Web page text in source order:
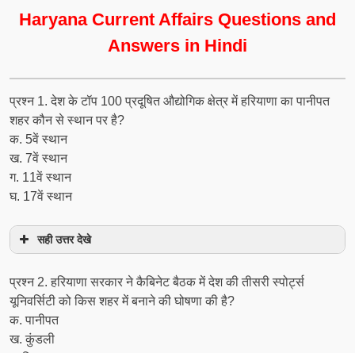
Haryana Current Affairs Questions and
Answers in Hindi
प्रश्‍न 1. देश के टॉप 100 प्रदूषित औद्योगिक क्षेत्र में हरियाणा का पानीपत
शहर कौन से स्थान पर है?
क. 5वें स्थान
ख. 7वें स्थान
ग. 11वें स्थान
घ. 17वें स्थान
सही उत्तर देखे
प्रश्‍न 2. हरियाणा सरकार ने कैबिनेट बैठक में देश की तीसरी स्पोर्ट्स
यूनिवर्सिटी को किस शहर में बनाने की घोषणा की है?
क. पानीपत
ख. कुंडली